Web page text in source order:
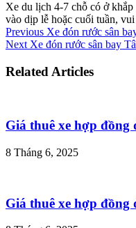
Xe du lịch 4-7 chỗ có ở
vào dịp lễ hoặc cuối tuần,
Previous Xe đón rước sân
Next Xe đón rước sân bay
Related Articles
Giá thuê xe hợp
8 Tháng 6, 2025
Giá thuê xe hợp